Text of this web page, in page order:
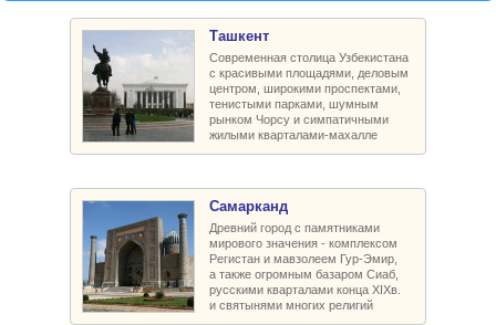
Ташкент
Современная столица Узбекистана
с красивыми площадями, деловым
центром, широкими проспектами,
тенистыми парками, шумным
рынком Чорсу и симпатичными
жилыми кварталами-махалле
Самарканд
Древний город с памятниками
мирового значения - комплексом
Регистан и мавзолеем Гур-Эмир,
а также огромным базаром Сиаб,
русскими кварталами конца XIXв.
и святынями многих религий